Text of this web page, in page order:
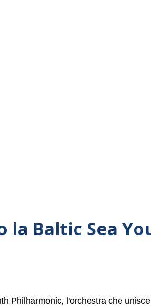
la Baltic Sea
Philharmonic, l'orchestra che